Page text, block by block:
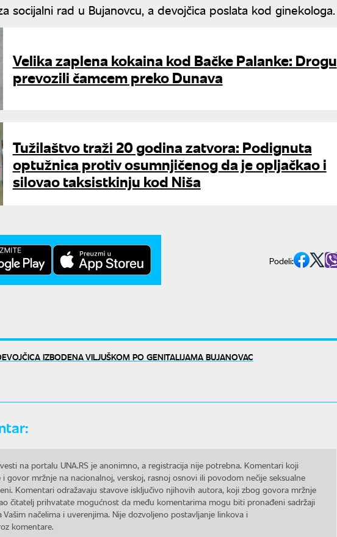
socijalni rad u Bujanovcu, a devojčica poslata kod ginekologa.
Velika zaplena kokaina kod Bačke Palanke: Drogu
prevozili čamcem preko Dunava
Tužilaštvo traži 20 godina zatvora: Podignuta
optužnica protiv osumnjičenog da je opljačkao i
silovao taksistkinju kod Niša
Podeli:
IZBODENA VILJUŠKOM PO GENITALIJAMA BUJANOVAC
na portalu UNA.RS je anonimno, a registracija nije potrebna. Komentari koji
govor mržnje na nacionalnoj, verskoj, rasnoj osnovi ili povodom nečije seksualne
Komentari odražavaju stavove isključivo njihovih autora, koji zbog govora mržnje
čitatelj prihvatate mogućnost da među komentarima mogu biti pronađeni sadržaji
načelima i uverenjima. Nije dozvoljeno postavljanje linkova i
komentare.